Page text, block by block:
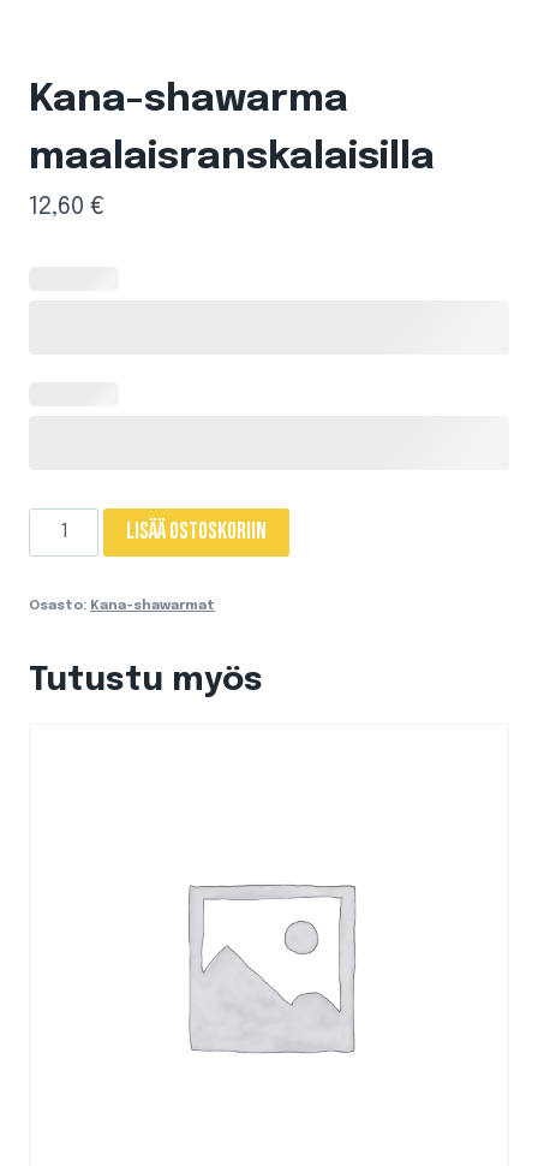
Kana-shawarma
maalaisranskalaisilla
12,60 €
Kana-
shawarma
Lisää ostoskoriin
Osasto: Kana-shawarmat
Tutustu myös